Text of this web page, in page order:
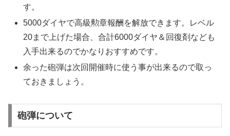
す。
5000ダイヤで高級勲章報酬を解放できます。レベル
20まで上げた場合、合計6000ダイヤ＆回復剤なども
入手出来るのでかなりおすすめです。
余った砲弾は次回開催時に使う事が出来るので取っ
ておきましょう。
砲弾について